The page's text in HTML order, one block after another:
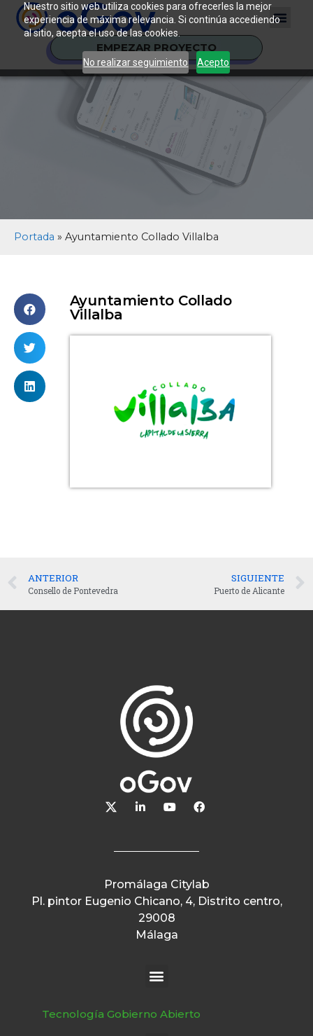
Nuestro sitio web utiliza cookies para ofrecerles la mejor
experiencia de máxima relevancia. Si continúa accediendo
al sitio, acepta el uso de las cookies.
No realizar seguimiento Acepto
EMPEZAR PROYECTO
Portada » Ayuntamiento Collado Villalba
Ayuntamiento Collado
Villalba
ANTERIOR
Consello de Pontevedra
SIGUIENTE
Puerto de Alicante
Promálaga Citylab
Pl. pintor Eugenio Chicano, 4, Distrito centro,
29008
Málaga
Tecnología Gobierno Abierto